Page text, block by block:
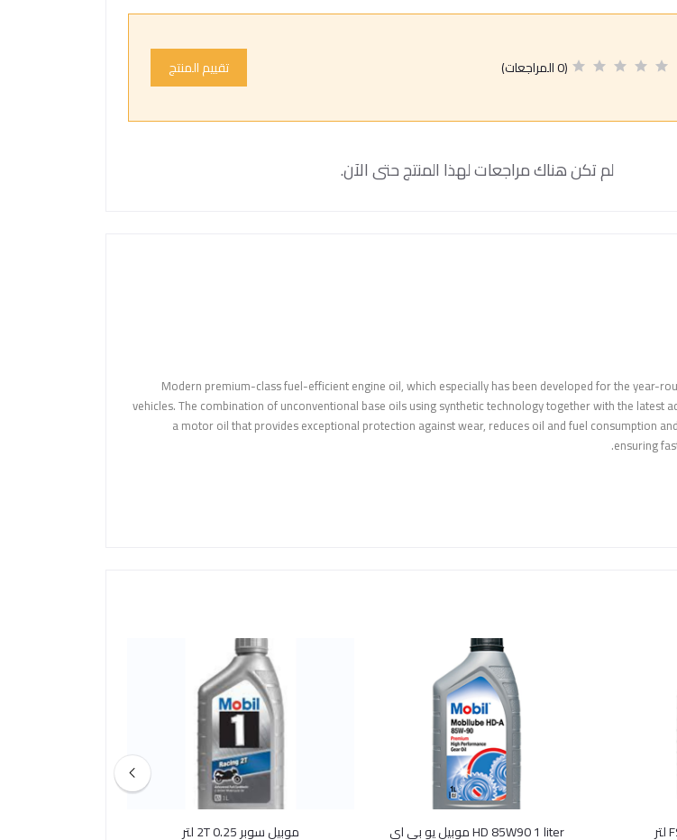
(0 المراجعات) تقييم المنتج
لم تكن هناك مراجعات لهذا المنتج حتى الآن.
Modern premium-class fuel-efficient engine oil, which especially has been developed for the year-
vehicles. The combination of unconventional base oils using synthetic technology together with the latest
a motor oil that provides exceptional protection against wear, reduces oil and fuel consumption
ensuring
HD 85W90 1 liter موبيل يو بي اي
موبيل سوبر 2T 0.25 لتر